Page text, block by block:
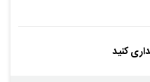
کنید